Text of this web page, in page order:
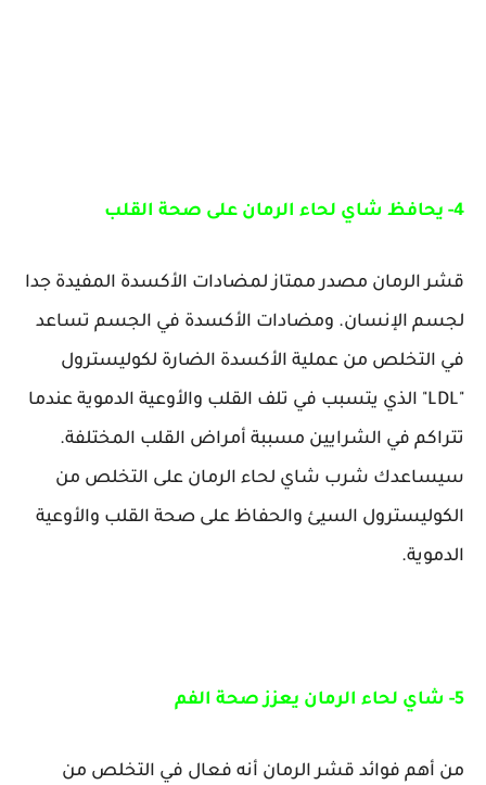
4- يحافظ شاي لحاء الرمان على صحة القلب
قشر الرمان مصدر ممتاز لمضادات الأكسدة المفيدة جدا
لجسم الإنسان. ومضادات الأكسدة في الجسم تساعد
في التخلص من عملية الأكسدة الضارة لكوليسترول
"LDL" الذي يتسبب في تلف القلب والأوعية الدموية عندما
تتراكم في الشرايين مسببة أمراض القلب المختلفة.
سيساعدك شرب شاي لحاء الرمان على التخلص من
الكوليسترول السيئ والحفاظ على صحة القلب والأوعية
الدموية.
5- شاي لحاء الرمان يعزز صحة الفم
من أهم فوائد قشر الرمان أنه فعال في التخلص من